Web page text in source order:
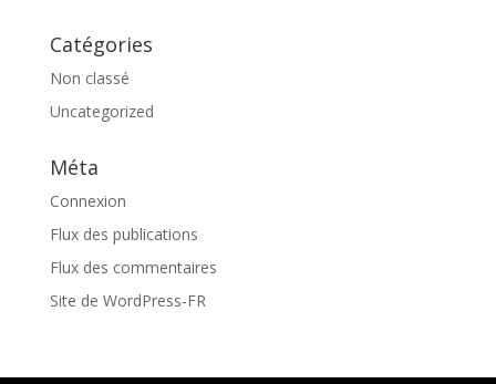
Catégories
Non classé
Uncategorized
Méta
Connexion
Flux des publications
Flux des commentaires
Site de WordPress-FR